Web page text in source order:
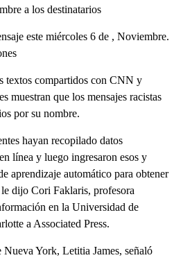
a los destinatarios
este miércoles 6 de , Noviembre.
textos compartidos con CNN y
muestran que los mensajes racistas
por su nombre.
hayan recopilado datos
línea y luego ingresaron esos y
aprendizaje automático para obtener
dijo Cori Faklaris, profesora
en la Universidad de
a Associated Press.
Nueva York, Letitia James, señaló